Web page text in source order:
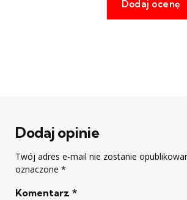
Dodaj opinie
Twój adres e-mail nie zostanie
oznaczone *
Komentarz *